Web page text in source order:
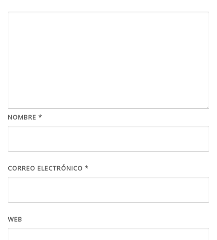
NOMBRE *
CORREO ELECTRÓNICO *
WEB